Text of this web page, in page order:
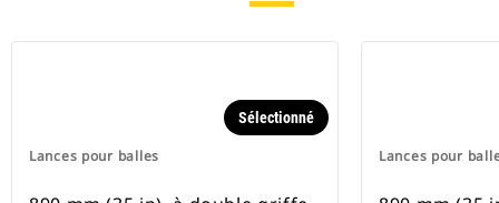
Lances pour balles
Sélectionné
Lances pour